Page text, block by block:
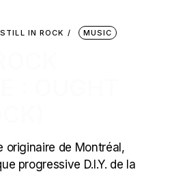
STILL IN ROCK MUSIC
originaire de Montréal,
progressive D.I.Y. de la